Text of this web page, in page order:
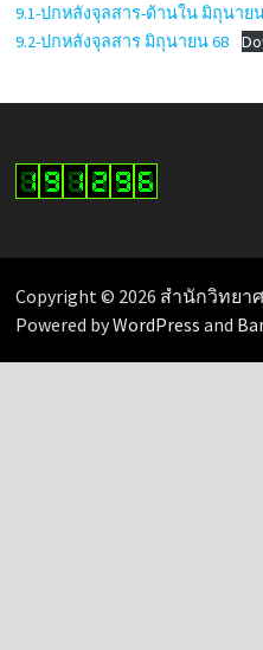
9.1-ปกหลังจุลสาร-ด้านใน มิถุนาย
9.2-ปกหลังจุลสาร มิถุนายน 68
Copyright © 2026 สำนักวิทยาศ
Powered byWordPress and